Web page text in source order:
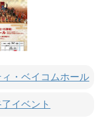
ィ・ベイコムホール
イベント